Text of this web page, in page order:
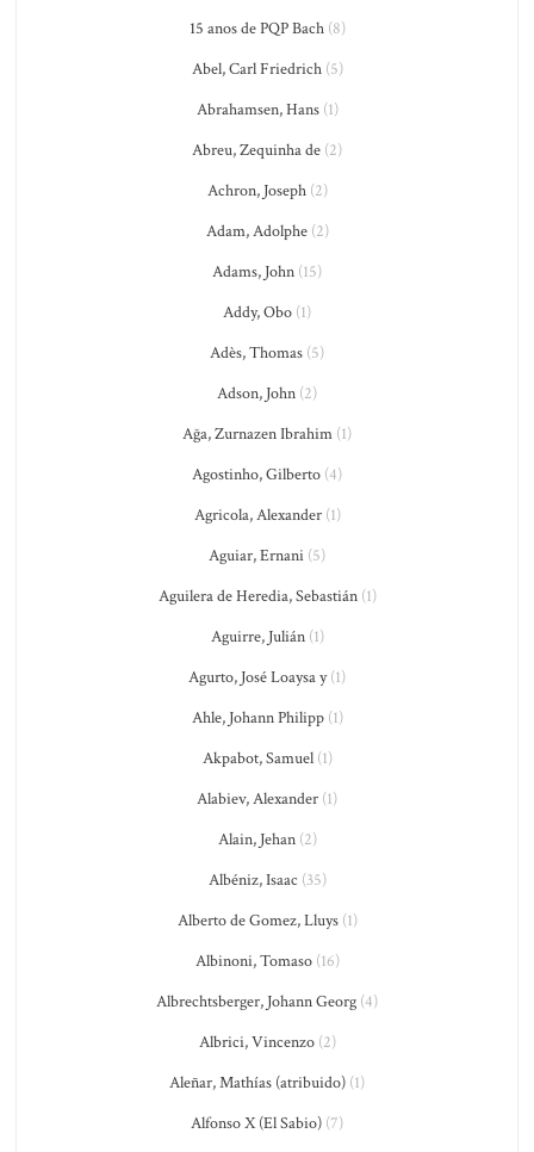
15 anos de PQP Bach(8)
Abel, Carl Friedrich(5)
Abrahamsen, Hans(1)
Abreu, Zequinha de (2)
Achron, Joseph(2)
Adam, Adolphe(2)
Adams, John (15)
Addy, Obo (1)
Adès, Thomas (5)
Adson, John (2)
Ağa, Zurnazen Ibrahim (1)
Agostinho, Gilberto (4)
Agricola, Alexander(1)
Aguiar, Ernani (5)
Aguilera de Heredia, Sebastián(1)
Aguirre, Julián(1)
Agurto, José Loaysa y(1)
Ahle, Johann Philipp(1)
Akpabot, Samuel(1)
Alabiev, Alexander (1)
Alain, Jehan(2)
Albéniz, Isaac (35)
Alberto de Gomez, Lluys(1)
Albinoni, Tomaso(16)
Albrechtsberger, Johann Georg (4)
Albrici, Vincenzo(2)
Aleñar, Mathías (atribuido) (1)
Alfonso X (El Sabio) (7)